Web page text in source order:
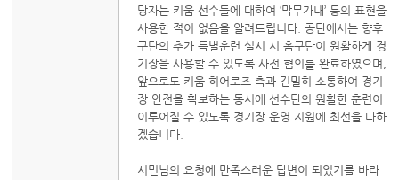
당자는 키움 선수들에 대하여 ‘막무가내’ 등의 표현을
사용한 적이 없음을 알려드립니다. 공단에서는 향후
구단의 추가 특별훈련 실시 시 홈구단이 원활하게 경
기장을 사용할 수 있도록 사전 협의를 완료하였으며,
앞으로도 키움 히어로즈 측과 긴밀히 소통하여 경기
장 안전을 확보하는 동시에 선수단의 원활한 훈련이
이루어질 수 있도록 경기장 운영 지원에 최선을 다하
겠습니다.
시민님의 요청에 만족스러운 답변이 되었기를 바라